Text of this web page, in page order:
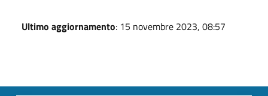
Ultimo aggiornamento: 15 novembre 2023, 08:57